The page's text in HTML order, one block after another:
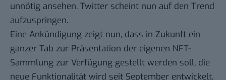
unnötig ansehen. Twitter scheint nun auf den Trend
aufzuspringen.
Eine Ankündigung zeigt nun, dass in Zukunft ein
ganzer Tab zur Präsentation der eigenen NFT-
Sammlung zur Verfügung gestellt werden soll, die
neue Funktionalität wird seit September entwickelt.